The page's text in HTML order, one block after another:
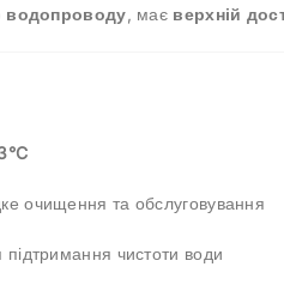
водопроводу , має верхній
очищення та обслуговування
чистоти води